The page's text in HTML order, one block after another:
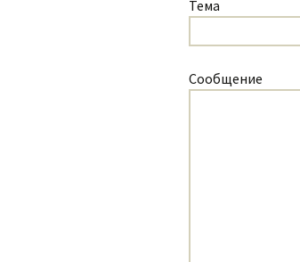
Тема
Сообщение